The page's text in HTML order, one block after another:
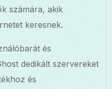
számára, akik
keresnek.
és
dedikált szervereket
és